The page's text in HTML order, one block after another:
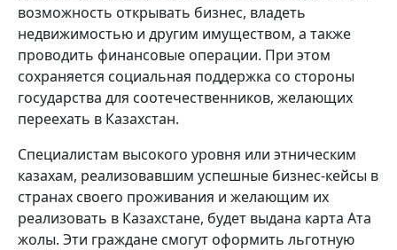
возможность открывать бизнес, владеть
недвижимостью и другим имуществом, а также
проводить финансовые операции. При этом
сохраняется социальная поддержка со стороны
государства для соотечественников, желающих
переехать в Казахстан.
Специалистам высокого уровня или этническим
казахам, реализовавшим успешные бизнес-кейсы в
странах своего проживания и желающим их
реализовать в Казахстане, будет выдана карта Ата
жолы. Эти граждане смогут оформить льготную